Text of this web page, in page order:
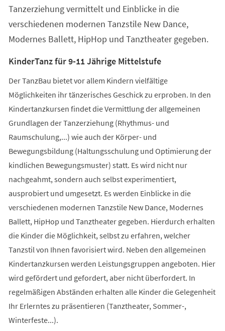
Tanzerziehung vermittelt und Einblicke in die
verschiedenen modernen Tanzstile New Dance,
Modernes Ballett, HipHop und Tanztheater gegeben.
KinderTanz für 9-11 Jährige Mittelstufe
Der TanzBau bietet vor allem Kindern vielfältige
Möglichkeiten ihr tänzerisches Geschick zu erproben. In den
Kindertanzkursen findet die Vermittlung der allgemeinen
Grundlagen der Tanzerziehung (Rhythmus- und
Raumschulung,...) wie auch der Körper- und
Bewegungsbildung (Haltungsschulung und Optimierung der
kindlichen Bewegungsmuster) statt. Es wird nicht nur
nachgeahmt, sondern auch selbst experimentiert,
ausprobiert und umgesetzt. Es werden Einblicke in die
verschiedenen modernen Tanzstile New Dance, Modernes
Ballett, HipHop und Tanztheater gegeben. Hierdurch erhalten
die Kinder die Möglichkeit, selbst zu erfahren, welcher
Tanzstil von Ihnen favorisiert wird. Neben den allgemeinen
Kindertanzkursen werden Leistungsgruppen angeboten. Hier
wird gefördert und gefordert, aber nicht überfordert. In
regelmäßigen Abständen erhalten alle Kinder die Gelegenheit
Ihr Erlerntes zu präsentieren (Tanztheater, Sommer-,
Winterfeste...).